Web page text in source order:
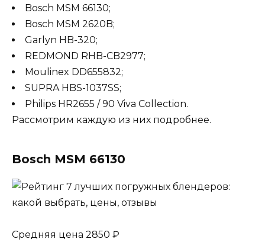
Bosch MSM 66130;
Bosch MSM 2620B;
Garlyn HB-320;
REDMOND RHB-CB2977;
Moulinex DD655832;
SUPRA HBS-1037SS;
Philips HR2655 / 90 Viva Collection.
Рассмотрим каждую из них подробнее.
Bosch MSM 66130
Средняя цена 2850 ₽